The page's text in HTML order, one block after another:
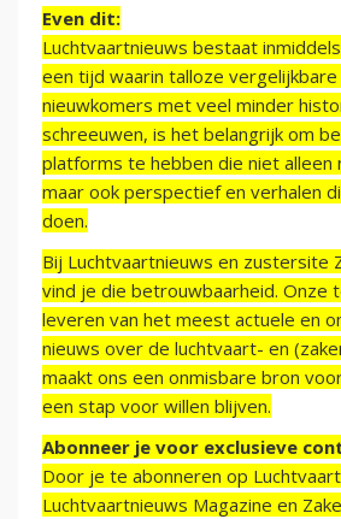
Even dit:
Luchtvaartnieuws bestaat
een tijd waarin talloze vergelijkbare
nieuwkomers met veel minder
schreeuwen, is het belangrijk om
platforms te hebben die niet alleen
maar ook perspectief en verhalen
doen.
Bij Luchtvaartnieuws en zustersite
vind je die betrouwbaarheid. Onze
leveren van het meest actuele en
nieuws over de luchtvaart- en
maakt ons een onmisbare bron
een stap voor willen blijven.
Abonneer je voor exclusieve
Door je te abonneren op
Luchtvaartnieuws Magazine en